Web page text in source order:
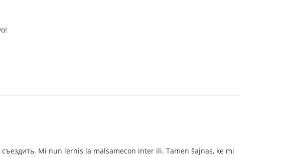
Mi nun lernis la malsamecon inter ili. Tamen ŝajnas, ke mi